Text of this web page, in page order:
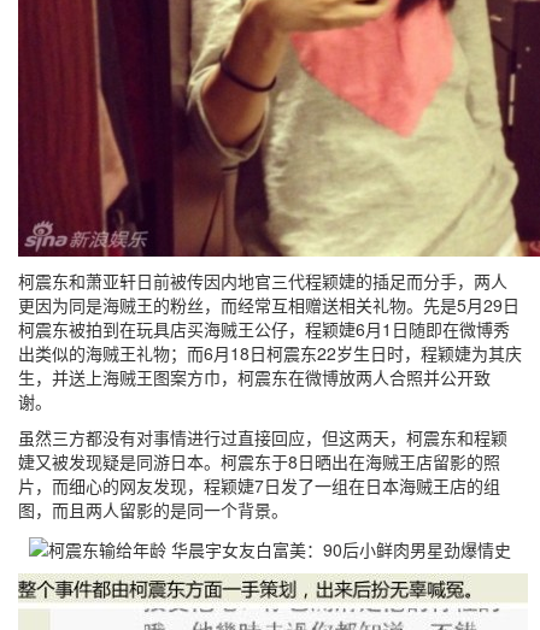
柯震东和萧亚轩日前被传因内地官三代程颖婕的插足而分手，两人
更因为同是海贼王的粉丝，而经常互相赠送相关礼物。先是5月29日
柯震东被拍到在玩具店买海贼王公仔，程颖婕6月1日随即在微博秀
出类似的海贼王礼物；而6月18日柯震东22岁生日时，程颖婕为其庆
生，并送上海贼王图案方巾，柯震东在微博放两人合照并公开致
谢。
虽然三方都没有对事情进行过直接回应，但这两天，柯震东和程颖
婕又被发现疑是同游日本。柯震东于8日晒出在海贼王店留影的照
片，而细心的网友发现，程颖婕7日发了一组在日本海贼王店的组
图，而且两人留影的是同一个背景。